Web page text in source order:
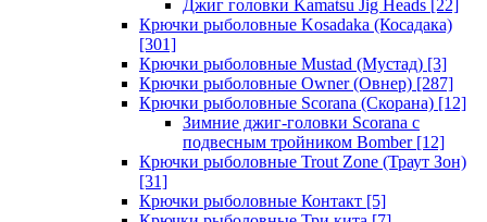
Джиг головки Kamatsu Jig Heads [22]
Крючки рыболовные Kosadaka (Косадака)
[301]
Крючки рыболовные Mustad (Мустад) [3]
Крючки рыболовные Owner (Овнер) [287]
Крючки рыболовные Scorana (Скорана) [12]
Зимние джиг-головки Scorana с
подвесным тройником Bomber[12]
Крючки рыболовные Trout Zone (Траут Зон)
[31]
Крючки рыболовные Контакт [5]